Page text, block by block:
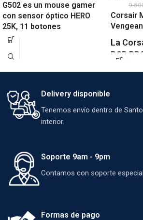
G502 es un mouse gamer
con sensor óptico HERO
25K, 11 botones
programables, iluminación
peso ajustable. Precisión
competitivos.
Corsair
La
RGB
AMD.
Delivery disponible
Tenemos envío dentro de
interior.
Soporte 9am - 9pm
Contamos con soporte
Formas de pago